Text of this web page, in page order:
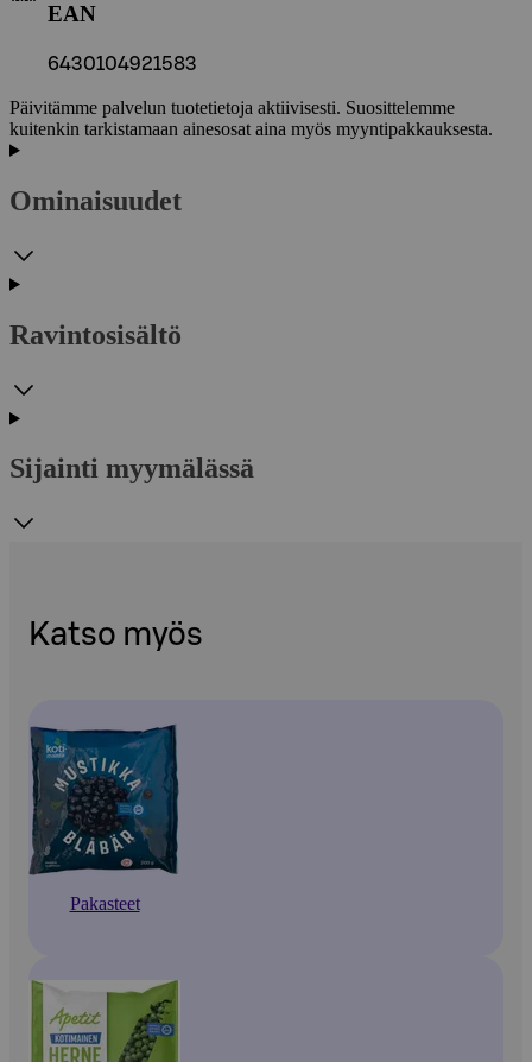
EAN
6430104921583
Päivitämme palvelun tuotetietoja aktiivisesti. Suosittelemme
kuitenkin tarkistamaan ainesosat aina myös myyntipakkauksesta.
Ominaisuudet
Ravintosisältö
Sijainti myymälässä
Katso myös
Pakasteet